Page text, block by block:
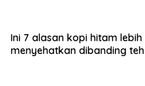
Ini 7 alasan kopi hitam lebih
menyehatkan dibanding teh